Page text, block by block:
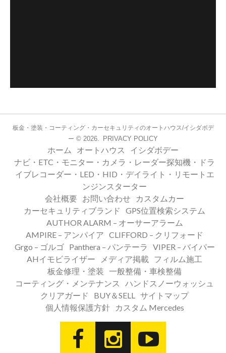
板金・塗装・コーティング・カーセキュリティのオートハウス/イシダボデ
ー © 2026. PRIVACY POLICY
ホーム オートハウス
イシダボデー
ナビ・ETC・モニター・カメラ・レーダー探知機・ドラ
イブレコーダー・LED・HID・デイライト・リモートエ
ンジンスターター
会社概要 お問い合わせ
カスタムカー
カーセキュリティブランド
GPS位置検索システム
AUTHOR ALARM – オーサーアラーム
AMPIRE – アンパイア CLIFFORD – クリフォード
Grgo – ゴルゴ
Panthera – パンテーラ
VIPER – バイパー
AHイモビライザー
メディア掲載
フィルム施工
板金修理・塗装 一般整備・車検整備
コーティング・メンテナンス
ハンドスノーウォッシュ
クリアガード
BUY＆SELL サイトマップ
個人情報保護方針
カスタム Mercedes